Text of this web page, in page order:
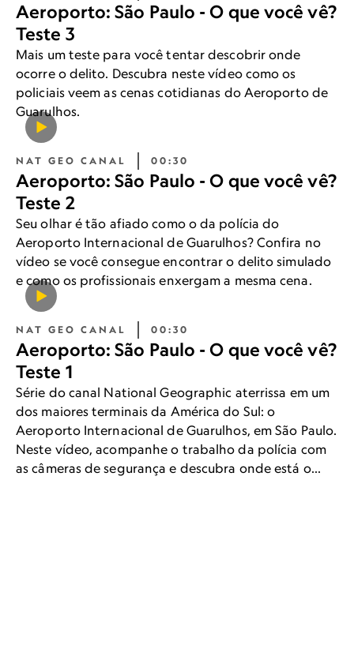
Aeroporto: São Paulo - O que você vê?
Teste 3
Mais um teste para você tentar descobrir onde
ocorre o delito. Descubra neste vídeo como os
policiais veem as cenas cotidianas do Aeroporto de
Guarulhos.
NAT GEO CANAL 00:30
Aeroporto: São Paulo - O que você vê?
Teste 2
Seu olhar é tão afiado como o da polícia do
Aeroporto Internacional de Guarulhos? Confira no
vídeo se você consegue encontrar o delito simulado
e como os profissionais enxergam a mesma cena.
NAT GEO CANAL 00:30
Aeroporto: São Paulo - O que você vê?
Teste 1
Série do canal National Geographic aterrissa em um
dos maiores terminais da América do Sul: o
Aeroporto Internacional de Guarulhos, em São Paulo.
Neste vídeo, acompanhe o trabalho da polícia com
as câmeras de segurança e descubra onde está o